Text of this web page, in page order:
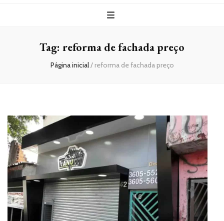
Tag: reforma de fachada preço
Página inicial/ reforma de fachada preço